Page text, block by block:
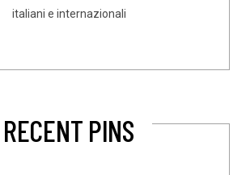
italiani e internazionali
RECENT PINS